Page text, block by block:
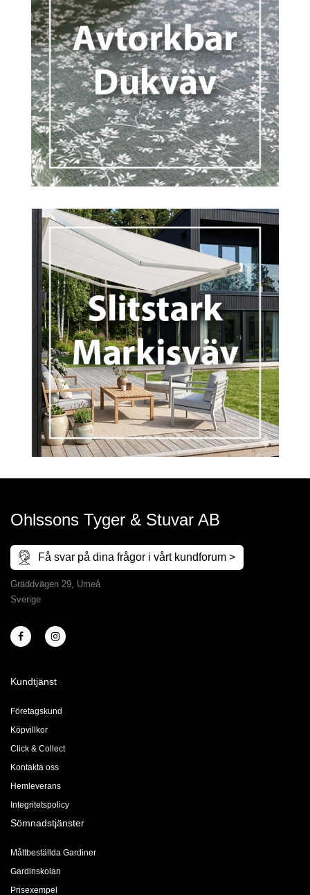
Ohlssons Tyger & Stuvar AB
Få svar på dina frågor i vårt kundforum >
Gräddvägen 29, Umeå
Sverige
Kundtjänst
Företagskund
Köpvillkor
Click & Collect
Kontakta oss
Hemleverans
Integritetspolicy
Sömnadstjänster
Måttbeställda Gardiner
Gardinskolan
Prisexempel